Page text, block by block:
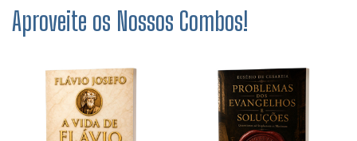
Aproveite os Nossos Combos!